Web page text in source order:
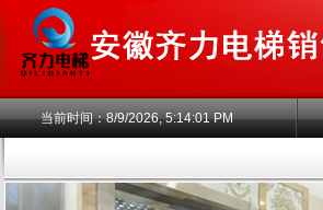
当前时间：8/9/2026, 5:14:01 PM